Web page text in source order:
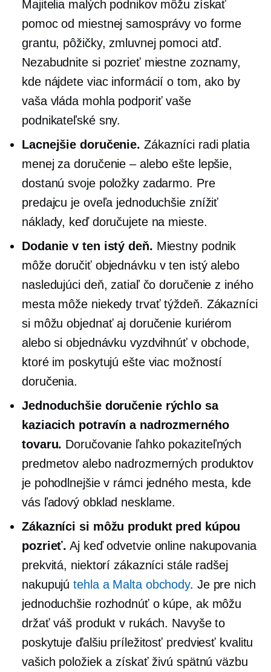
Majitelia malých podnikov môžu získať
pomoc od miestnej samosprávy vo forme
grantu, pôžičky, zmluvnej pomoci atď.
Nezabudnite si pozrieť miestne zoznamy,
kde nájdete viac informácií o tom, ako by
vaša vláda mohla podporiť vaše
podnikateľské sny.
Lacnejšie doručenie. Zákazníci radi platia
menej za doručenie – alebo ešte lepšie,
dostanú svoje položky zadarmo. Pre
predajcu je oveľa jednoduchšie znížiť
náklady, keď doručujete na mieste.
Dodanie v ten istý deň. Miestny podnik
môže doručiť objednávku v ten istý alebo
nasledujúci deň, zatiaľ čo doručenie z iného
mesta môže niekedy trvať týždeň. Zákazníci
si môžu objednať aj doručenie kuriérom
alebo si objednávku vyzdvihnúť v obchode,
ktoré im poskytujú ešte viac možností
doručenia.
Jednoduchšie doručenie rýchlo sa
kaziacich potravín a nadrozmerného
tovaru. Doručovanie ľahko pokaziteľných
predmetov alebo nadrozmerných produktov
je pohodlnejšie v rámci jedného mesta, kde
vás ľadový obklad nesklame.
Zákazníci si môžu produkt pred kúpou
pozrieť. Aj keď odvetvie online nakupovania
prekvitá, niektorí zákazníci stále radšej
nakupujútehla a Maltaobchody. Je pre nich
jednoduchšie rozhodnúť o kúpe, ak môžu
držať váš produkt v rukách. Navyše to
poskytuje ďalšiu príležitosť predviesť kvalitu
vašich položiek a získať živú spätnú väzbu